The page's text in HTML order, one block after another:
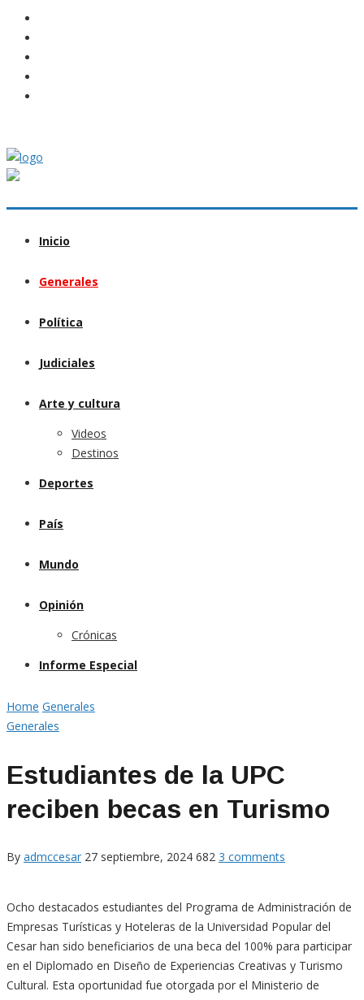
Inicio
Generales
Política
Judiciales
Arte y cultura
Videos
Destinos
Deportes
País
Mundo
Opinión
Crónicas
Informe Especial
Home Generales
Generales
Estudiantes de la UPC
reciben becas en Turismo
By admccesar 27 septiembre, 2024 682 3 comments
Ocho destacados estudiantes del Programa de Administración de
Empresas Turísticas y Hoteleras de la Universidad Popular del
Cesar han sido beneficiarios de una beca del 100% para participar
en el Diplomado en Diseño de Experiencias Creativas y Turismo
Cultural. Esta oportunidad fue otorgada por el Ministerio de